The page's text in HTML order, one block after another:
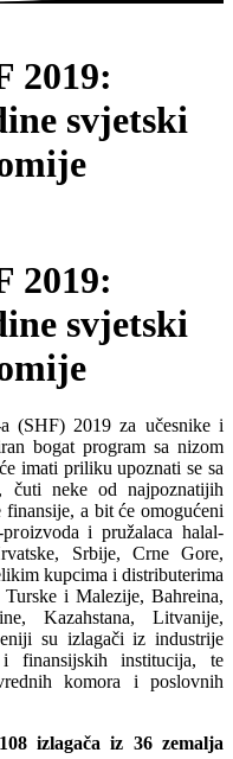
2019:
svjetski
2019:
svjetski
(SHF) 2019 za učesnike i
bogat program sa nizom
imati priliku upoznati se sa
čuti neke od najpoznatijih
a bit će omogućeni
i pružalaca halal-
Srbije, Crne Gore,
kupcima i distributerima
i Malezije, Bahreina,
Kazahstana, Litvanije,
su izlagači iz industrije
institucija, te
komora i poslovnih
izlagača iz 36 zemalja